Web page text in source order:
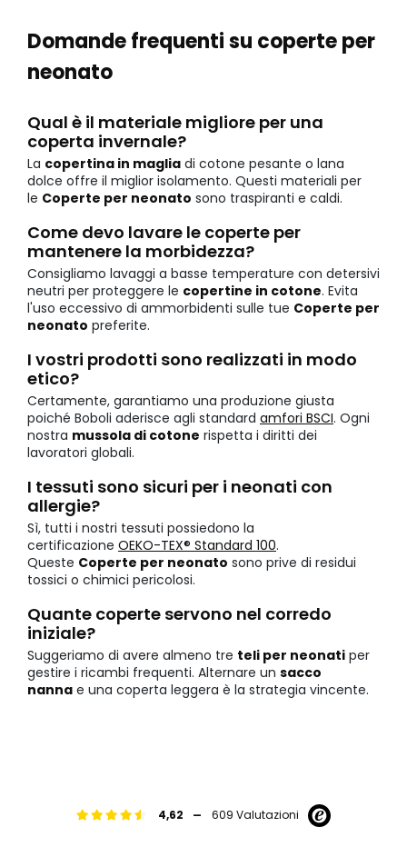
Domande frequenti su coperte per
neonato
Qual è il materiale migliore per una
coperta invernale?
La copertina in maglia di cotone pesante o lana
dolce offre il miglior isolamento. Questi materiali per
le Coperte per neonato sono traspiranti e caldi.
Come devo lavare le coperte per
mantenere la morbidezza?
Consigliamo lavaggi a basse temperature con detersivi
neutri per proteggere le copertine in cotone. Evita
l'uso eccessivo di ammorbidenti sulle tue Coperte per
neonato preferite.
I vostri prodotti sono realizzati in modo
etico?
Certamente, garantiamo una produzione giusta
poiché Boboli aderisce agli standard amfori BSCI. Ogni
nostra mussola di cotone rispetta i diritti dei
lavoratori globali.
I tessuti sono sicuri per i neonati con
allergie?
Sì, tutti i nostri tessuti possiedono la
certificazione OEKO-TEX® Standard 100.
Queste Coperte per neonato sono prive di residui
tossici o chimici pericolosi.
Quante coperte servono nel corredo
iniziale?
Suggeriamo di avere almeno tre teli per neonati per
gestire i ricambi frequenti. Alternare un sacco
nanna e una coperta leggera è la strategia vincente.
4,62 - 609 Valutazioni